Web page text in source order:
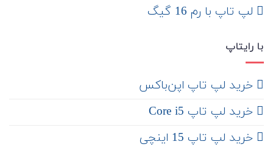
لپ تاپ با رم 16 گیگ
با رایتاپ
‌ خرید لپ تاپ اپن‌باکس
خرید لپ تاپ Core i5
‌‌ خرید لپ تاپ 15 اینچی